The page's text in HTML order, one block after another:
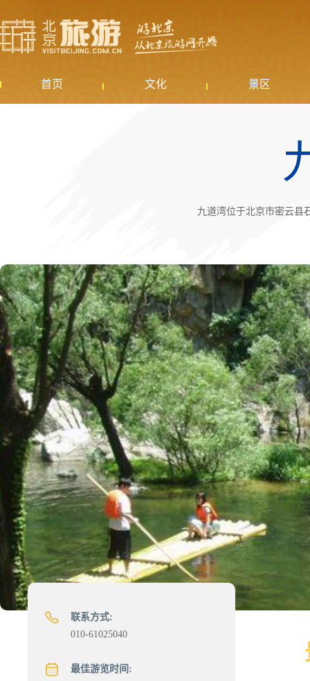
首页 文化 景区
九道湾位于北京市密云县
联系方式:
010-61025040
最佳游览时间: